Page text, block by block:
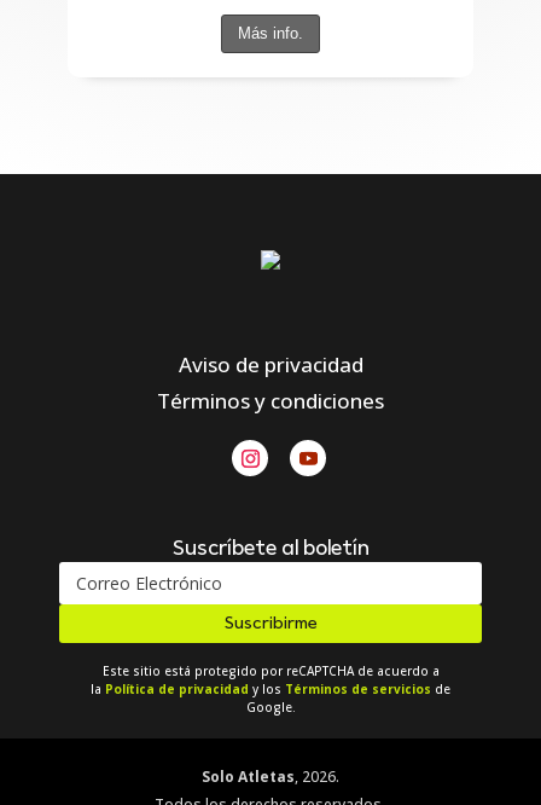
Más info.
Aviso de privacidad
Términos y condiciones
Suscríbete al boletín
Suscribirme
Este sitio está protegido por reCAPTCHA de acuerdo a
la Política de privacidad y los Términos de servicios de
Google.
Solo Atletas, 2026.